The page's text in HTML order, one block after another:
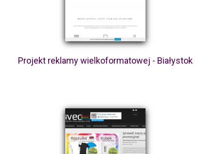
Projekt reklamy wielkoformatowej - Białystok